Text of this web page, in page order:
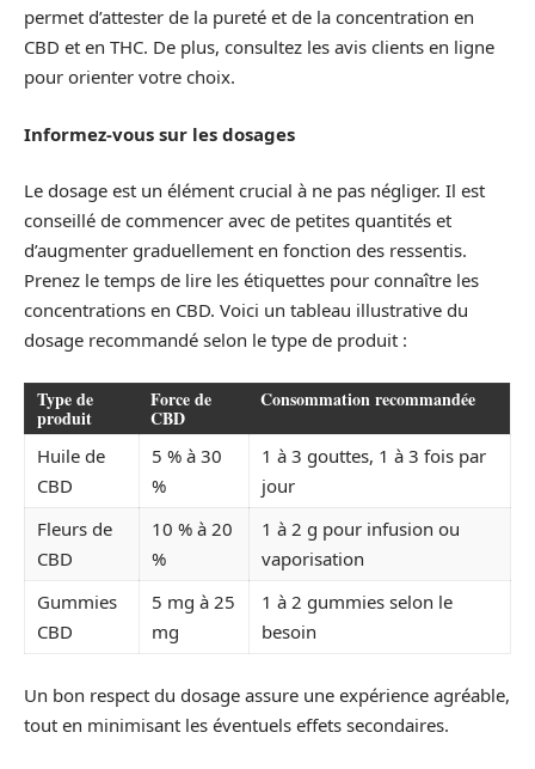
permet d’attester de la pureté et de la concentration en
CBD et en THC. De plus, consultez les avis clients en ligne
pour orienter votre choix.
Informez-vous sur les dosages
Le dosage est un élément crucial à ne pas négliger. Il est
conseillé de commencer avec de petites quantités et
d’augmenter graduellement en fonction des ressentis.
Prenez le temps de lire les étiquettes pour connaître les
concentrations en CBD. Voici un tableau illustrative du
dosage recommandé selon le type de produit :
Type de
produit
Force de
CBD
Consommation recommandée
Huile de
CBD
5 % à 30
%
1 à 3 gouttes, 1 à 3 fois par
jour
Fleurs de
CBD
10 % à 20
%
1 à 2 g pour infusion ou
vaporisation
Gummies
CBD
5 mg à 25
mg
1 à 2 gummies selon le
besoin
Un bon respect du dosage assure une expérience agréable,
tout en minimisant les éventuels effets secondaires.